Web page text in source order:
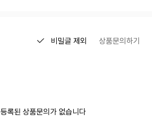
비밀글 제외 상품문의하기
등록된 상품문의가 없습니다